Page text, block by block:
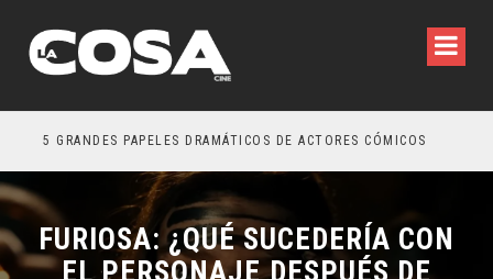
5 GRANDES PAPELES DRAMÁTICOS DE ACTORES CÓMICOS
FURIOSA: ¿QUÉ SUCEDERÍA CON
EL PERSONAJE DESPUÉS DE